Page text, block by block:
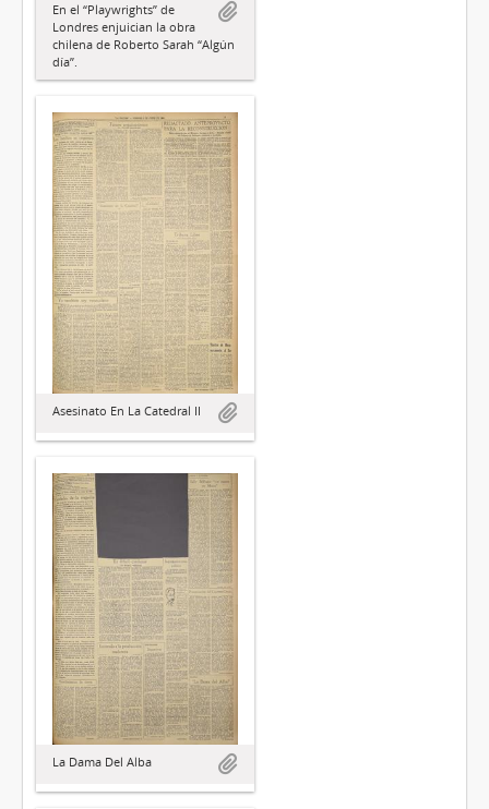
En el “Playwrights” de
Londres enjuician la obra
chilena de Roberto Sarah “Algún
día”.
Asesinato En La Catedral II
La Dama Del Alba